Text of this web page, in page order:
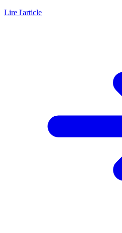
Lire l'article